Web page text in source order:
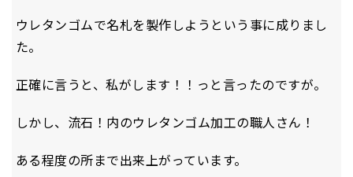
ウレタンゴムで名札を製作しようという事に成りまし
た。
正確に言うと、私がします！！っと言ったのですが。
しかし、流石！内のウレタンゴム加工の職人さん！
ある程度の所まで出来上がっています。